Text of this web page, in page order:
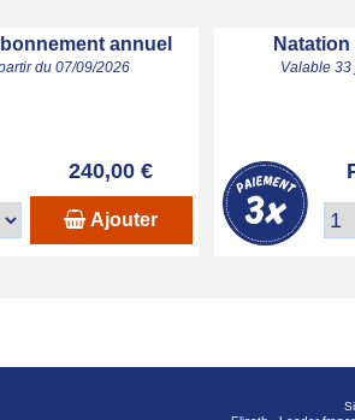
annuel
du 07/09/2026
240,00 €
Ajouter
Valable 33